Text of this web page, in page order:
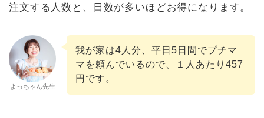
注文する人数と、日数が多いほどお得になります。
よっちゃん先生
我が家は4人分、平日5日間でプチマ
マを頼んでいるので、１人あたり457
円です。